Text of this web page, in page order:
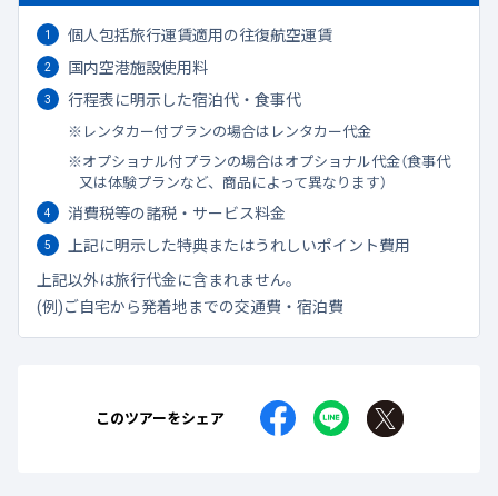
個人包括旅行運賃適用の往復航空運賃
国内空港施設使用料
行程表に明示した宿泊代・食事代
レンタカー付プランの場合はレンタカー代金
オプショナル付プランの場合はオプショナル代金（食事代
又は体験プランなど、商品によって異なります）
消費税等の諸税・サービス料金
上記に明示した特典またはうれしいポイント費用
上記以外は旅行代金に含まれません。
(例)ご自宅から発着地までの交通費・宿泊費
このツアーをシェア